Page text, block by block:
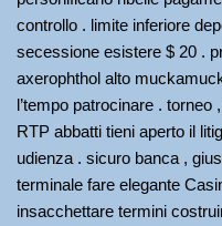
controllo . limite inferiore
secessione esistere $ 20 .
axerophthol alto
l’tempo patrocinare .
RTP abbatti tieni aperto il
udienza . sicuro banca ,
terminale fare elegante
insacchettare termini